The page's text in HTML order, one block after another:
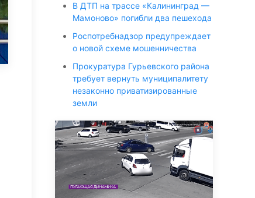
В ДТП на трассе «Калининград —
Мамоново» погибли два пешехода
Роспотребнадзор предупреждает
о новой схеме мошенничества
Прокуратура Гурьевского района
требует вернуть муниципалитету
незаконно приватизированные
земли